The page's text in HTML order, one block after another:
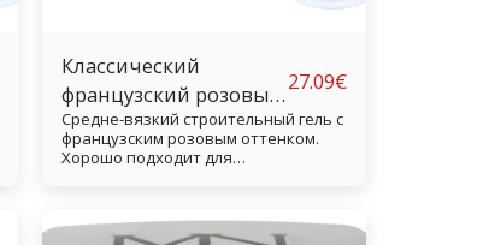
Классический
французский розовый
гель - 50 г
27.09€
Средне-вязкий строительный гель с
французским розовым оттенком.
Хорошо подходит для